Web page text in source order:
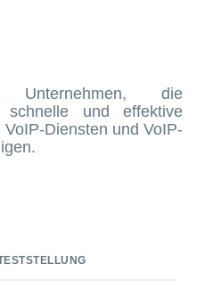
Unternehmen, die
schnelle und effektive
Diensten und VoIP-